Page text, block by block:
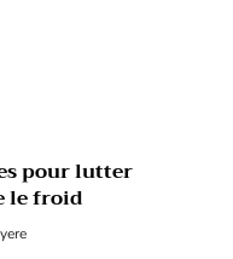
pour lutter
le froid